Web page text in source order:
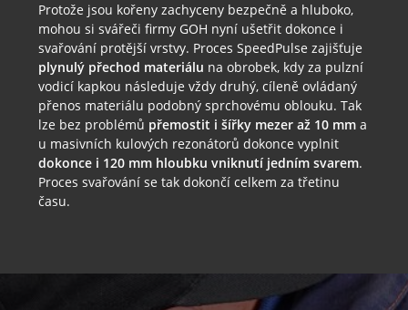
Protože jsou kořeny zachyceny bezpečně a hluboko,
mohou si svářeči firmy GOH nyní ušetřit dokonce i
svařování protější vrstvy. Proces SpeedPulse zajišťuje
plynulý přechod materiálu na obrobek, kdy za pulzní
vodicí kapkou následuje vždy druhý, cíleně ovládaný
přenos materiálu podobný sprchovému oblouku. Tak
lze bez problémů přemostit i šířky mezer až 10 mma
u masivních kulových rezonátorů dokonce vyplnit
dokonce i 120 mm hloubku vniknutí jedním svarem.
Proces svařování se tak dokončí celkem za třetinu
času.